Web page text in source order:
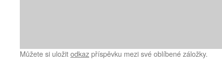
Můžete si uložitodkazpříspěvku mezi své oblíbené záložky.